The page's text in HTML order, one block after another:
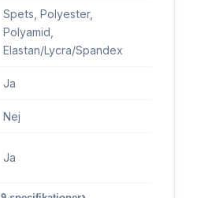
Spets, Polyester,
Polyamid,
Elastan/Lycra/Spandex
Ja
Nej
Ja